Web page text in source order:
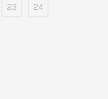
23 24